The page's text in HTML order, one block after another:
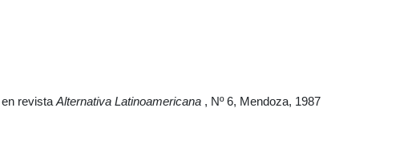
revista Alternativa Latinoamericana , Nº 6, Mendoza, 1987